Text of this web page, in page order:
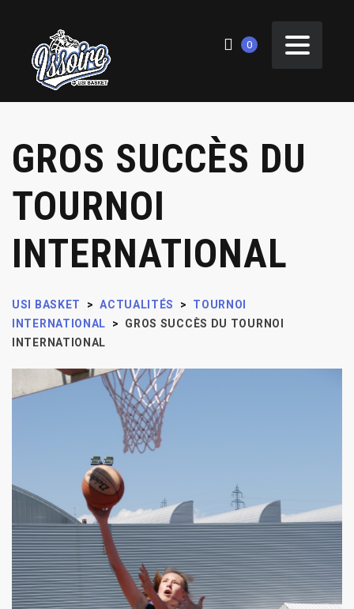
0
GROS SUCCÈS DU
TOURNOI
INTERNATIONAL
USI BASKET > ACTUALITÉS >
TOURNOI
INTERNATIONAL
>
GROS SUCCÈS DU TOURNOI
INTERNATIONAL